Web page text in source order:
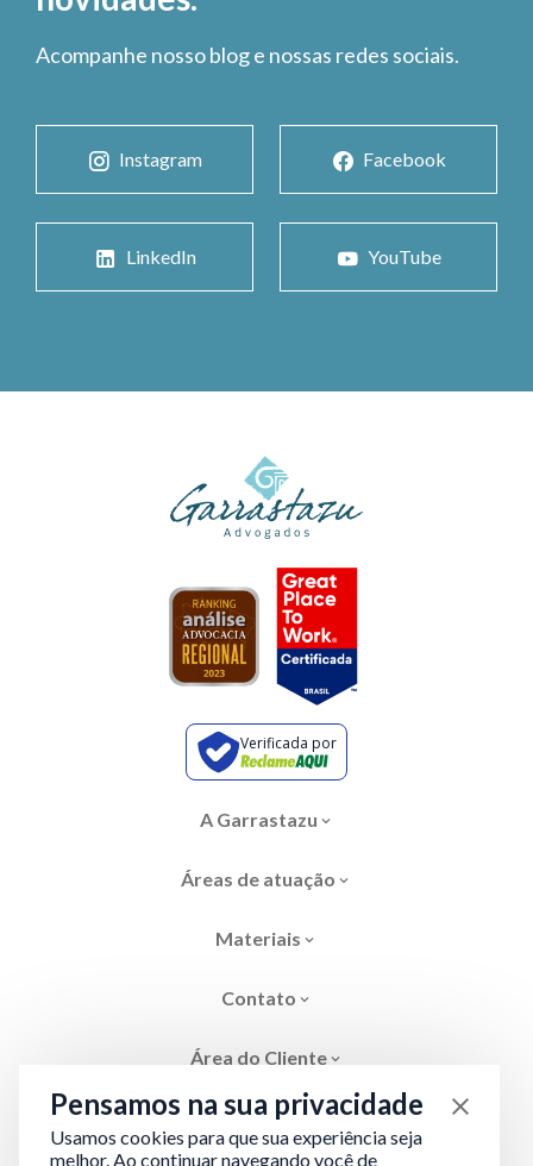
Acompanhe nosso blog e nossas redes sociais.
Instagram Facebook
LinkedIn YouTube
Verificada por
A Garrastazu
Áreas de atuação
Materiais
Contato
Área do Cliente
Pensamos na sua privacidade
Usamos cookies para que sua experiência seja
melhor. Ao continuar navegando você de